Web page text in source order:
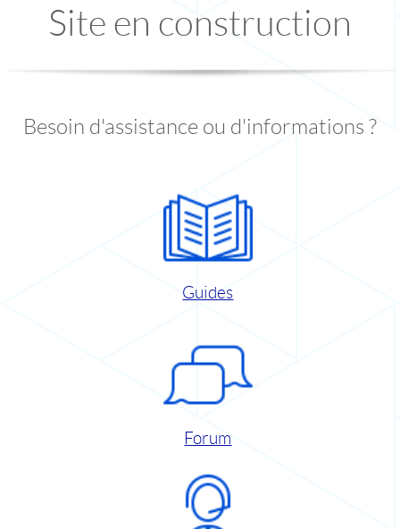
Site en construction
Besoin d'assistance ou d'informations ?
Guides
Forum